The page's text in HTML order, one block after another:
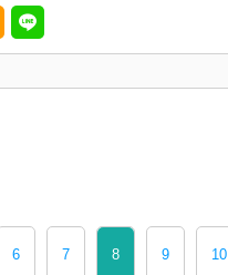
6 7 8 9 10